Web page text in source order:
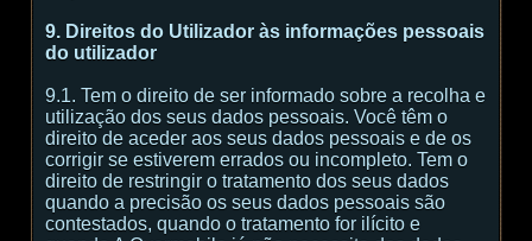
9. Direitos do Utilizador às informações pessoais
do utilizador
9.1. Tem o direito de ser informado sobre a recolha e
utilização dos seus dados pessoais. Você têm o
direito de aceder aos seus dados pessoais e de os
corrigir se estiverem errados ou incompleto. Tem o
direito de restringir o tratamento dos seus dados
quando a precisão os seus dados pessoais são
contestados, quando o tratamento for ilícito e